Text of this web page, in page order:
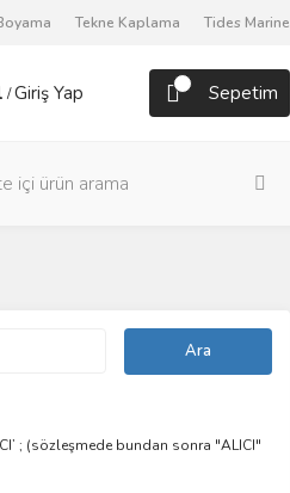
Tekne Kaplama Tides Marine
/Giriş Yap Sepetim
; (sözleşmede bundan sonra "ALICI"